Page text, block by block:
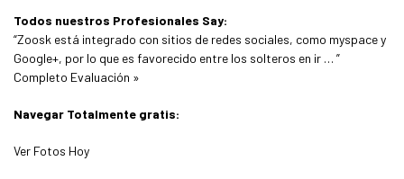
Todos nuestros Profesionales Say:
“Zoosk está integrado con sitios de redes sociales, como myspace y
Google+, por lo que es favorecido entre los solteros en ir … ”
Completo Evaluación »
Navegar Totalmente gratis:
Ver Fotos Hoy